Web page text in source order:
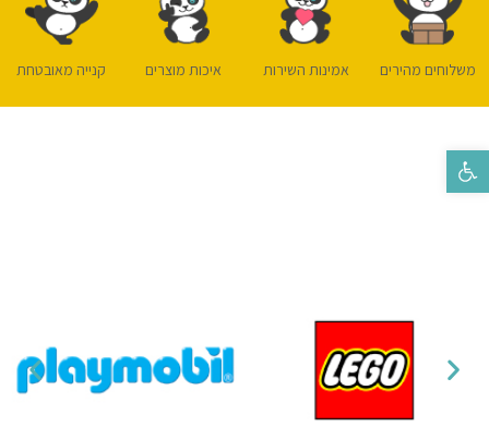
פתח סרגל נגישות
משלוחים מהירים אמינות השירות איכות מוצרים קנייה מאובטחת